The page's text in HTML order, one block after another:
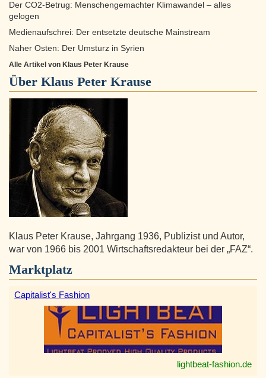
Der CO2-Betrug: Menschengemachter Klimawandel – alles
gelogen
Medienaufschrei: Der entsetzte deutsche Mainstream
Naher Osten: Der Umsturz in Syrien
Alle Artikel von Klaus Peter Krause
Über Klaus Peter Krause
Klaus Peter Krause, Jahrgang 1936, Publizist und Autor,
war von 1966 bis 2001 Wirtschaftsredakteur bei der „FAZ“.
Marktplatz
Capitalist's Fashion
lightbeat-fashion.de